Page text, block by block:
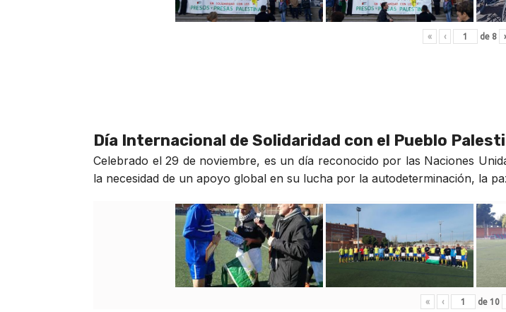
« ‹ de 8 ›
Día Internacional de Solidaridad con el Pueblo
Celebrado el 29 de noviembre, es un día reconocido por las Naciones
la necesidad de un apoyo global en su lucha por la autodeterminación, la
« ‹ de 10